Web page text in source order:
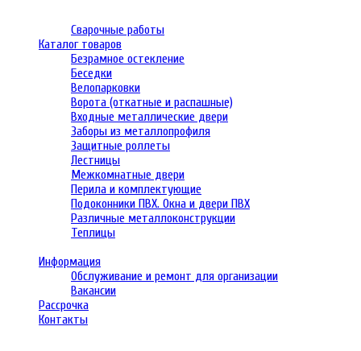
Сварочные работы
Каталог товаров
Безрамное остекление
Беседки
Велопарковки
Ворота (откатные и распашные)
Входные металлические двери
Заборы из металлопрофиля
Защитные роллеты
Лестницы
Межкомнатные двери
Перила и комплектующие
Подоконники ПВХ. Окна и двери ПВХ
Различные металлоконструкции
Теплицы
Информация
Обслуживание и ремонт для организации
Вакансии
Рассрочка
Контакты